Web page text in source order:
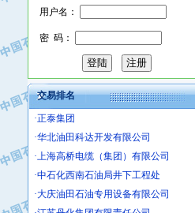
用户名：
密 码：
交易排名
·河北翼凌机械制造总厂
·萍乡市庞泰化工填料有限公司
·上海宝钢商贸有限公司
·辽河石油勘探局总机械厂
·正泰集团
·华北油田科达开发有限公司
·上海高桥电缆（集团）有限公司
·中石化西南石油局井下工程处
·大庆油田石油专用设备有限公司
·江苏丹化集团有限责任公司